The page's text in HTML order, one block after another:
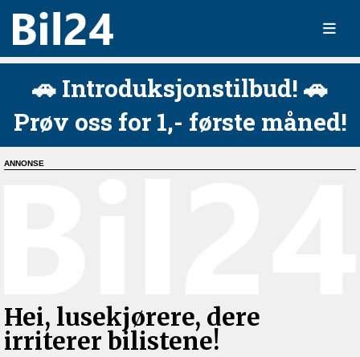
🚗 Introduksjonstilbud! 🚗
Prøv oss for 1,- første måned!
Hei, lusekjørere, dere
irriterer bilistene!